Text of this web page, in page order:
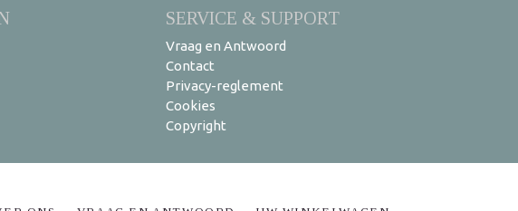
SERVICE & SUPPORT
Vraag en Antwoord
Contact
Privacy-reglement
Cookies
Copyright